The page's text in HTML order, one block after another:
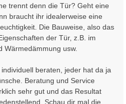
trennt denn die Tür? Geht eine
braucht ihr idealerweise eine
Die Bauweise, also das
der Tür, z.B. im
Wärmedämmung usw.
beraten, jeder hat da ja
Beratung und Service
sehr gut und das Resultat
Schau dir mal die